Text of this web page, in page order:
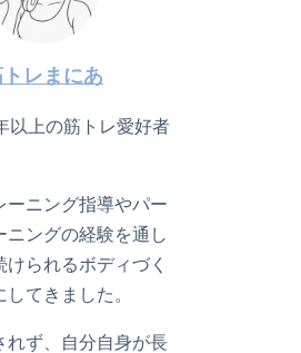
レまにあ
以上の筋トレ愛好者
ーニング指導やパー
ニングの経験を通し
けられるボディづく
てきました。
れず、自分自身が長